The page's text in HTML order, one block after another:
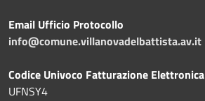
Email Ufficio Protocollo
info@comune.villanovadelbattista.av.it
Codice Univoco Fatturazione Elettronica
UFNSY4